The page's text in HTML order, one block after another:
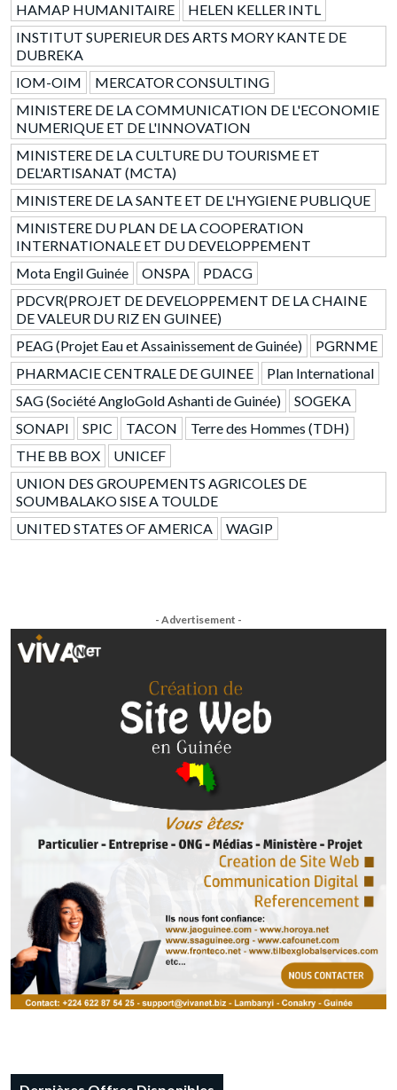
HAMAP HUMANITAIRE
HELEN KELLER INTL
INSTITUT SUPERIEUR DES ARTS MORY KANTE DE
DUBREKA
IOM-OIM
MERCATOR CONSULTING
MINISTERE DE LA COMMUNICATION DE L'ECONOMIE
NUMERIQUE ET DE L'INNOVATION
MINISTERE DE LA CULTURE DU TOURISME ET
DEL'ARTISANAT (MCTA)
MINISTERE DE LA SANTE ET DE L'HYGIENE PUBLIQUE
MINISTERE DU PLAN DE LA COOPERATION
INTERNATIONALE ET DU DEVELOPPEMENT
Mota Engil Guinée
ONSPA
PDACG
PDCVR(PROJET DE DEVELOPPEMENT DE LA CHAINE
DE VALEUR DU RIZ EN GUINEE)
PEAG (Projet Eau et Assainissement de Guinée)
PGRNME
PHARMACIE CENTRALE DE GUINEE
Plan International
SAG (Société AngloGold Ashanti de Guinée)
SOGEKA
SONAPI
SPIC TACON
Terre des Hommes (TDH)
THE BB BOX
UNICEF
UNION DES GROUPEMENTS AGRICOLES DE
SOUMBALAKO SISE A TOULDE
UNITED STATES OF AMERICA
WAGIP
- Advertisement -